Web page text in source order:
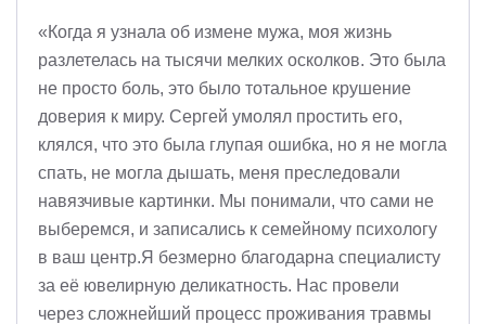
«Когда я узнала об измене мужа, моя жизнь
разлетелась на тысячи мелких осколков. Это была
не просто боль, это было тотальное крушение
доверия к миру. Сергей умолял простить его,
клялся, что это была глупая ошибка, но я не могла
спать, не могла дышать, меня преследовали
навязчивые картинки. Мы понимали, что сами не
выберемся, и записались к семейному психологу
в ваш центр.Я безмерно благодарна специалисту
за её ювелирную деликатность. Нас провели
через сложнейший процесс проживания травмы